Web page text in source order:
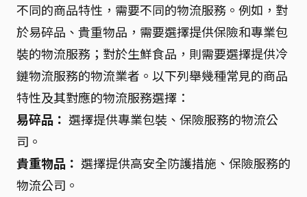
不同的商品特性，需要不同的物流服務。例如，對
於易碎品、貴重物品，需要選擇提供保險和專業包
裝的物流服務；對於生鮮食品，則需要選擇提供冷
鏈物流服務的物流業者。以下列舉幾種常見的商品
特性及其對應的物流服務選擇：
易碎品： 選擇提供專業包裝、保險服務的物流公
司。
貴重物品： 選擇提供高安全防護措施、保險服務的
物流公司。